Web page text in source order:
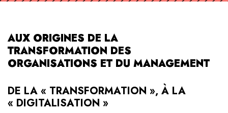
AUX ORIGINES DE LA
TRANSFORMATION DES
ORGANISATIONS ET DU MANAGEMENT
DE LA « TRANSFORMATION », À LA
« DIGITALISATION »